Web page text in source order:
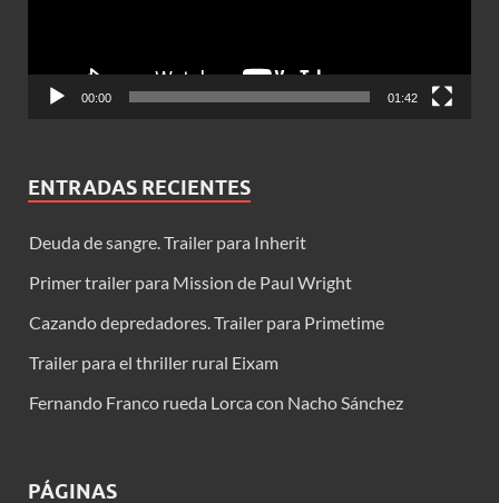
00:00 01:42
ENTRADAS RECIENTES
Deuda de sangre. Trailer para Inherit
Primer trailer para Mission de Paul Wright
Cazando depredadores. Trailer para Primetime
Trailer para el thriller rural Eixam
Fernando Franco rueda Lorca con Nacho Sánchez
PÁGINAS